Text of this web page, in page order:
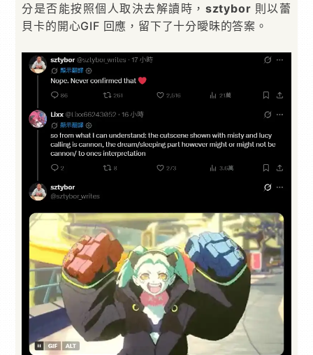
分是否能按照個人取決去解讀時， sztybor 則以蕾
貝卡的開心GIF 回應，留下了十分曖昧的答案。